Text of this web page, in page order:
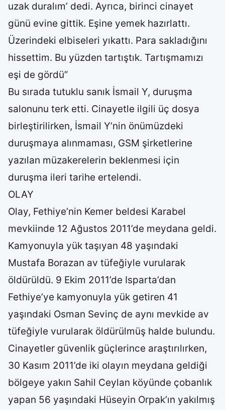
uzak duralım’ dedi. Ayrıca, birinci cinayet
günü evine gittik. Eşine yemek hazırlattı.
Üzerindeki elbiseleri yıkattı. Para sakladığını
hissettim. Bu yüzden tartıştık. Tartışmamızı
eşi de gördü”
Bu sırada tutuklu sanık İsmail Y, duruşma
salonunu terk etti. Cinayetle ilgili üç dosya
birleştirilirken, İsmail Y’nin önümüzdeki
duruşmaya alınmaması, GSM şirketlerine
yazılan müzakerelerin beklenmesi için
duruşma ileri tarihe ertelendi.
OLAY
Olay, Fethiye’nin Kemer beldesi Karabel
mevkiinde 12 Ağustos 2011’de meydana geldi.
Kamyonuyla yük taşıyan 48 yaşındaki
Mustafa Borazan av tüfeğiyle vurularak
öldürüldü. 9 Ekim 2011’de Isparta’dan
Fethiye’ye kamyonuyla yük getiren 41
yaşındaki Osman Sevinç de aynı mevkide av
tüfeğiyle vurularak öldürülmüş halde bulundu.
Cinayetler güvenlik güçlerince araştırılırken,
30 Kasım 2011’de iki olayın meydana geldiği
bölgeye yakın Sahil Ceylan köyünde çobanlık
yapan 56 yaşındaki Hüseyin Orpak’ın yakılmış